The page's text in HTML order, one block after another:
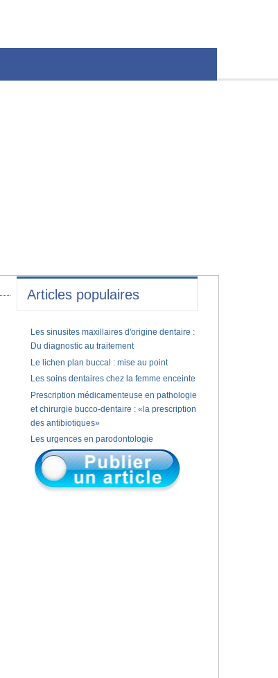
Articles populaires
Les sinusites maxillaires d'origine dentaire :
Du diagnostic au traitement
Le lichen plan buccal : mise au point
Les soins dentaires chez la femme enceinte
Prescription médicamenteuse en pathologie
et chirurgie bucco-dentaire : «la prescription
des antibiotiques»
Les urgences en parodontologie